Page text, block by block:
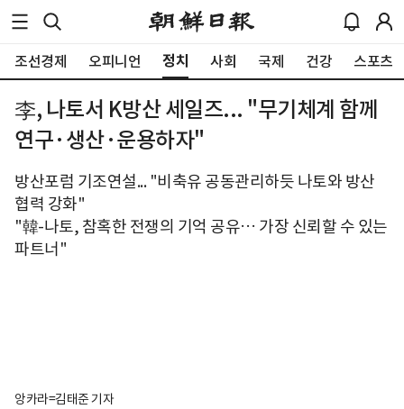
조선경제 오피니언 정치 사회 국제 건강 스포츠
李, 나토서 K방산 세일즈... "무기체계 함께
연구·생산·운용하자"
방산포럼 기조연설... "비축유 공동관리하듯 나토와 방산
협력 강화"
"韓-나토, 참혹한 전쟁의 기억 공유… 가장 신뢰할 수 있는
파트너"
앙카라=김태준 기자